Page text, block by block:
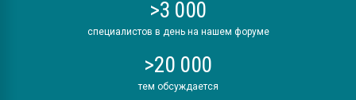
>3 000
специалистов в день на нашем форуме
>20 000
тем обсуждается